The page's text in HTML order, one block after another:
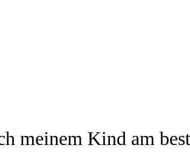
meinem Kind am